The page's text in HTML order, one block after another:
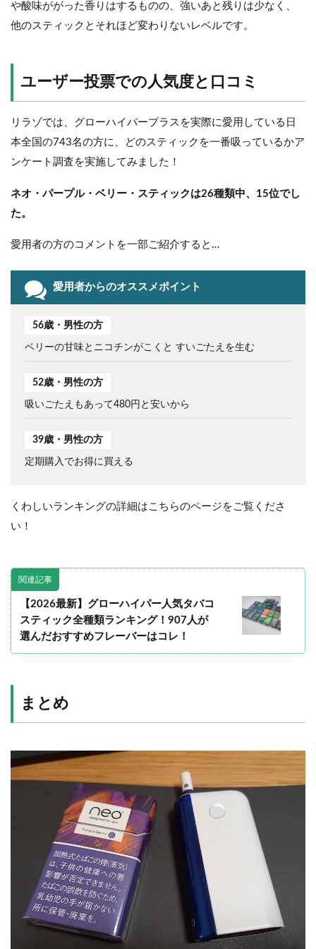
や酸味ががった香りはするものの、強いあと残りは少なく、
他のスティックとそれほど変わりないレベルです。
ユーザー投票での人気度と口コミ
リラゾでは、グローハイパープラスを実際に愛用している日
本全国の743名の方に、どのスティックを一番吸っているかア
ンケート調査を実施してみました！
ネオ・パープル・ベリー・スティックは26種類中、15位でし
た。
愛用者の方のコメントを一部ご紹介すると…
愛用者からのオススメポイント
56歳・男性の方
ベリーの甘味とニコチンがこくと すいごたえを生む
52歳・男性の方
吸いごたえもあって480円と安いから
39歳・男性の方
定期購入でお得に買える
くわしいランキングの詳細はこちらのページをご覧くださ
い！
関連記事
【2026最新】グローハイパー人気タバコ
スティック全種類ランキング！907人が
選んだおすすめフレーバーはコレ！
まとめ